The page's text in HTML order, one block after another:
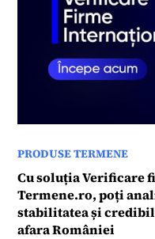
PRODUSE TERMENE
Cu soluția Verificare
Termene.ro, poți
stabilitatea și
afara României